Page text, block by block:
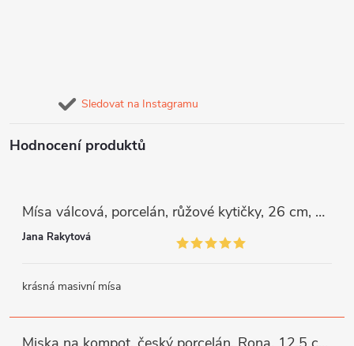
Sledovat na Instagramu
Hodnocení produktů
Mísa válcová, porcelán, růžové kytičky, 26 cm, G. Benedikt
Jana Rakytová
krásná masivní mísa